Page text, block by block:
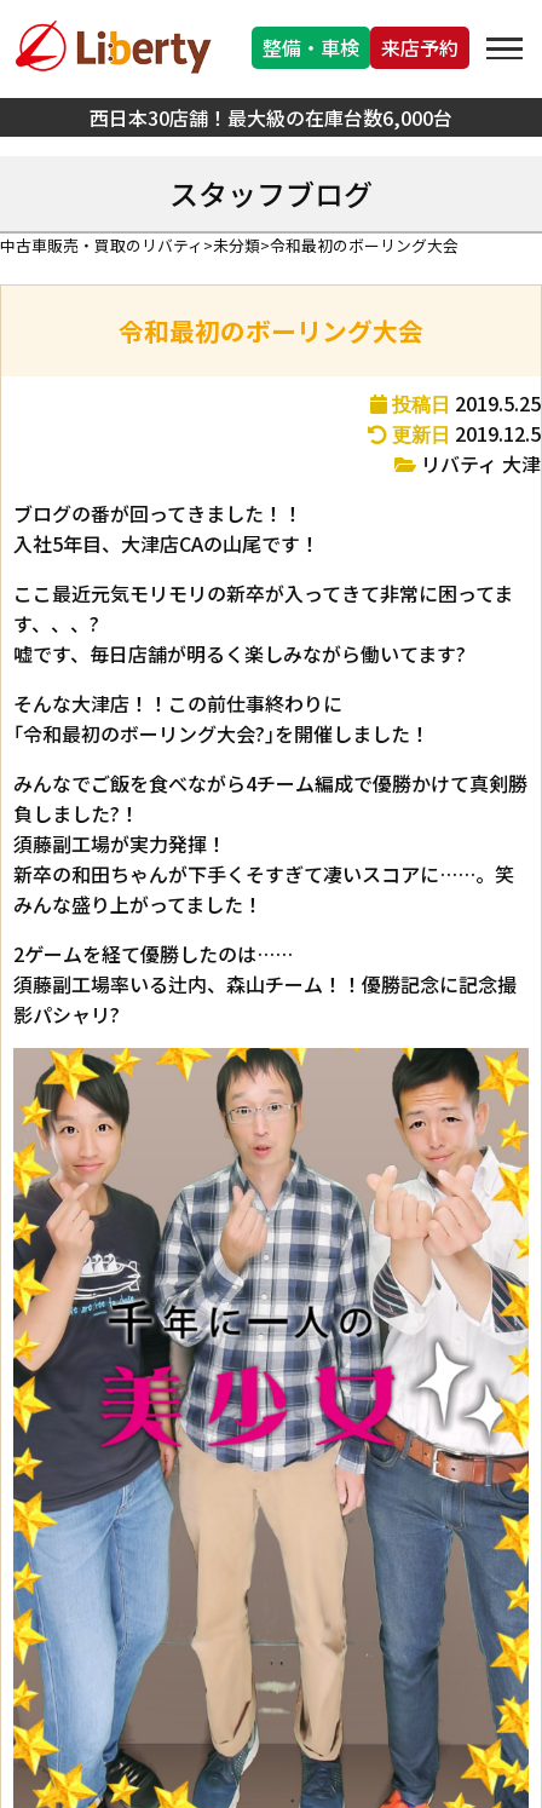
西日本30店舗！最大級の在庫台数6,000台
整備・車検 来店予約
スタッフブログ
中古車販売・買取のリバティ 未分類 令和最初のボーリング大会
令和最初のボーリング大会
投稿日 2019.5.25
更新日 2019.12.5
リバティ 大津
ブログの番が回ってきました！！
入社5年目、大津店CAの山尾です！
ここ最近元気モリモリの新卒が入ってきて非常に困ってま
す、、、?
嘘です、毎日店舗が明るく楽しみながら働いてます?
そんな大津店！！この前仕事終わりに
｢令和最初のボーリング大会?｣を開催しました！
みんなでご飯を食べながら4チーム編成で優勝かけて真剣勝
負しました?！
須藤副工場が実力発揮！
新卒の和田ちゃんが下手くそすぎて凄いスコアに……。笑
みんな盛り上がってました！
2ゲームを経て優勝したのは……
須藤副工場率いる辻内、森山チーム！！優勝記念に記念撮
影パシャリ?